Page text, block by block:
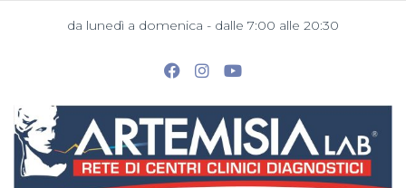
da lunedì a domenica - dalle 7:00 alle 20:30